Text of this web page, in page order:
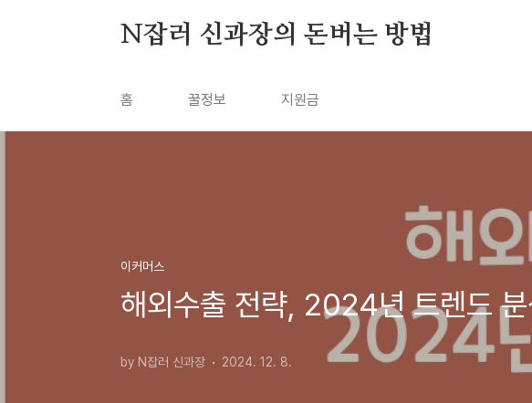
N잡러 신과장의 돈버는 방법
홈 꿀정보 지원금
이커머스
해외수출 전략, 2024년 트렌드
by N잡러 신과장 2024. 12. 8.